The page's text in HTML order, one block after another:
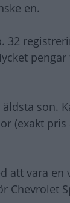
en.
32
son.
(exakt pris
att vara en
Chevrolet